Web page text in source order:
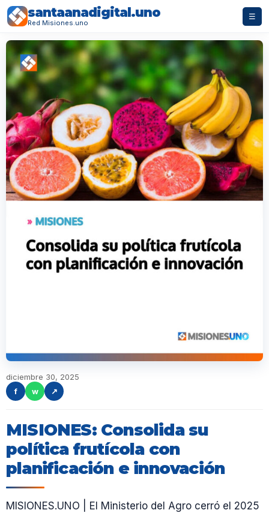
santaanadigital.uno
Red Misiones.uno
☰
diciembre 30, 2025
f
w ↗
MISIONES: Consolida su
política frutícola con
planificación e innovación
MISIONES.UNO | El Ministerio del Agro cerró el 2025